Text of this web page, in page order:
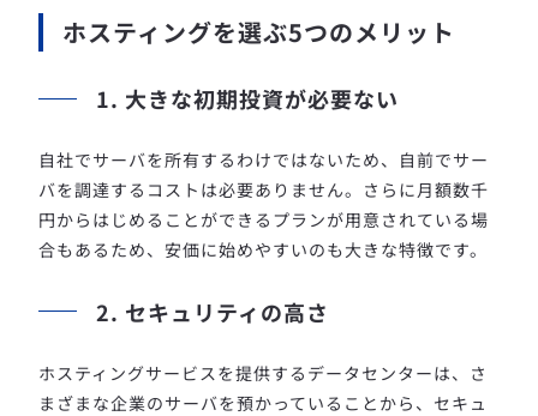
ホスティングを選ぶ5つのメリット
1. 大きな初期投資が必要ない
自社でサーバを所有するわけではないため、自前でサー
バを調達するコストは必要ありません。さらに月額数千
円からはじめることができるプランが用意されている場
合もあるため、安価に始めやすいのも大きな特徴です。
2. セキュリティの高さ
ホスティングサービスを提供するデータセンターは、さ
まざまな企業のサーバを預かっていることから、セキュ